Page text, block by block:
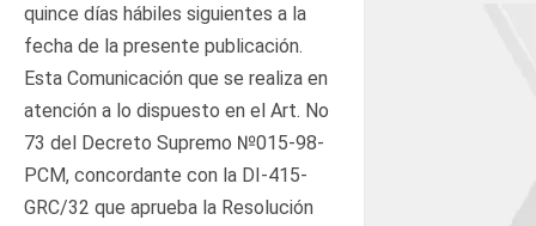
quince días hábiles siguientes a la
fecha de la presente publicación.
Esta Comunicación que se realiza en
atención a lo dispuesto en el Art. No
73 del Decreto Supremo №015-98-
PCM, concordante con la DI-415-
GRC/32 que aprueba la Resolución